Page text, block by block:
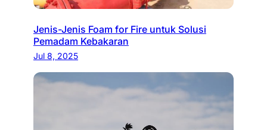
Jenis-Jenis Foam for Fire untuk Solusi
Pemadam Kebakaran
Jul 8, 2025